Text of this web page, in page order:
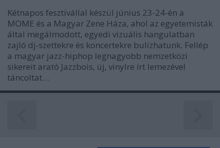
Kétnapos fesztivállal készül június 23-24-én a
MOME és a Magyar Zene Háza, ahol az egyetemisták
által megálmodott, egyedi vizuális hangulatban
zajló dj-szettekre és koncertekre bulizhatunk. Fellép
a magyar jazz-hiphop legnagyobb nemzetközi
sikereit arató Jazzbois, új, vinylre írt lemezével
táncoltat…